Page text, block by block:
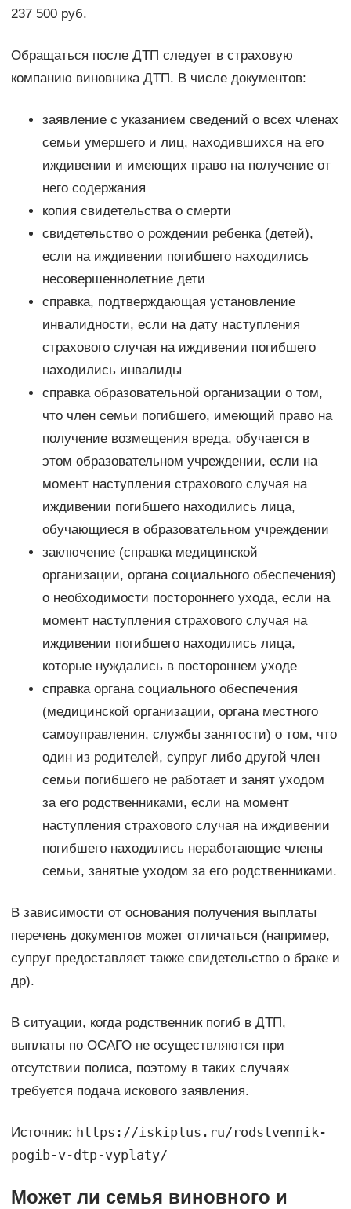
237 500 руб.
Обращаться после ДТП следует в страховую
компанию виновника ДТП. В числе документов:
заявление с указанием сведений о всех членах
семьи умершего и лиц, находившихся на его
иждивении и имеющих право на получение от
него содержания
копия свидетельства о смерти
свидетельство о рождении ребенка (детей),
если на иждивении погибшего находились
несовершеннолетние дети
справка, подтверждающая установление
инвалидности, если на дату наступления
страхового случая на иждивении погибшего
находились инвалиды
справка образовательной организации о том,
что член семьи погибшего, имеющий право на
получение возмещения вреда, обучается в
этом образовательном учреждении, если на
момент наступления страхового случая на
иждивении погибшего находились лица,
обучающиеся в образовательном учреждении
заключение (справка медицинской
организации, органа социального обеспечения)
о необходимости постороннего ухода, если на
момент наступления страхового случая на
иждивении погибшего находились лица,
которые нуждались в постороннем уходе
справка органа социального обеспечения
(медицинской организации, органа местного
самоуправления, службы занятости) о том, что
один из родителей, супруг либо другой член
семьи погибшего не работает и занят уходом
за его родственниками, если на момент
наступления страхового случая на иждивении
погибшего находились неработающие члены
семьи, занятые уходом за его родственниками.
В зависимости от основания получения выплаты
перечень документов может отличаться (например,
супруг предоставляет также свидетельство о браке и
др).
В ситуации, когда родственник погиб в ДТП,
выплаты по ОСАГО не осуществляются при
отсутствии полиса, поэтому в таких случаях
требуется подача искового заявления.
Источник: https://iskiplus.ru/rodstvennik-
pogib-v-dtp-vyplaty/
Может ли семья виновного и